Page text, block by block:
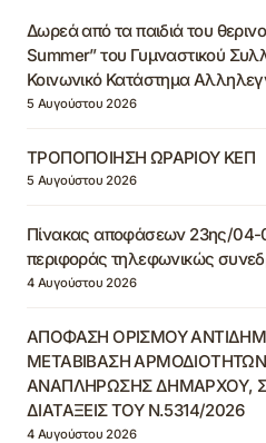
Δωρεά από τα παιδιά του
Summer” του Γυμναστικού
Κοινωνικό Κατάστημα
5 Αυγούστου 2026
ΤΡΟΠΟΠΟΙΗΣΗ ΩΡΑΡΙΟΥ ΚΕΠ
5 Αυγούστου 2026
Πίνακας αποφάσεων 23ης/04-
περιφοράς τηλεφωνικώς
4 Αυγούστου 2026
ΑΠΟΦΑΣΗ ΟΡΙΣΜΟΥ
ΜΕΤΑΒΙΒΑΣΗ
ΑΝΑΠΛΗΡΩΣΗΣ ΔΗΜΑΡΧΟΥ,
ΔΙΑΤΑΞΕΙΣ ΤΟΥ Ν.5314/2026
4 Αυγούστου 2026